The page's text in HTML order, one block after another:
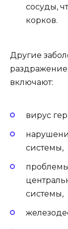
сосуды,
корков.
Другие
включают:
вирус
системы,
системы,